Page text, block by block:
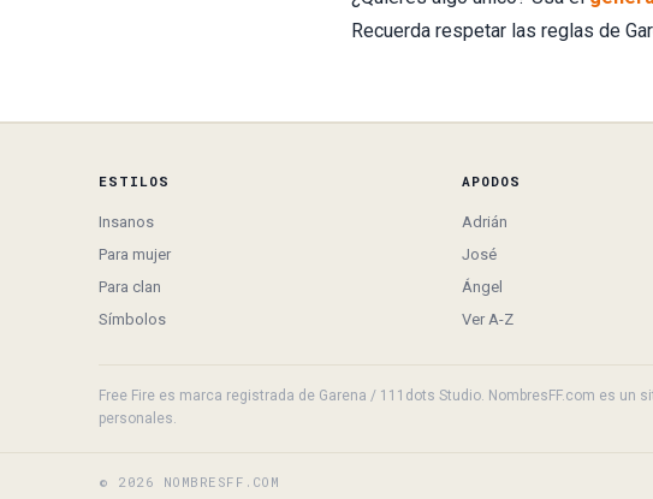
Recuerda respetar las reglas de
ESTILOS
Insanos
Para mujer
Para clan
Símbolos
APODOS
Adrián
José
Ángel
Ver A-Z
Free Fire es marca registrada de Garena / 111dots Studio. NombresFF.com es
personales.
© 2026 NOMBRESFF.COM